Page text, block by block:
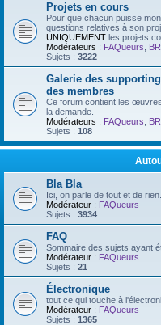
Projets en cours
Pour que chacun puisse
questions relatives à son
UNIQUEMENT les projets
Modérateurs : FAQueurs
Sujets : 3222
Galerie des
des membres
Ce forum contient les
la demande.
Modérateurs : FAQueurs
Sujets : 108
Bla Bla
Ici, on parle de tout et de rien.
Modérateur : FAQueurs
Sujets : 3934
FAQ
Sommaire des sujets ayant
Modérateur : FAQueurs
Sujets : 21
Électronique
tout ce qui touche à
Modérateur : FAQueurs
Sujets : 1365